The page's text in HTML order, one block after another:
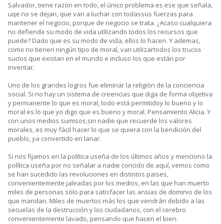
Salvador, tiene razón en todo, el único problema es ese que señala,
uqe no se dejan, que van a luchar con todassus fuerzas para
mantener el negocio, porque de negocio se trata. ¿Acaso cualquiera
no defiende su modo de vida utilizando todos los recursos que
puede? Dado que es su modo de vida, ellos lo hacen. Y ademas,
como no tienen ningún tipo de moral, van utilizartodos los trucos
sucios que existan en el mundo e incluso los que están por
inventar.
Uno de los grandes logros fue eliminar la religión de la conciencia
social. Si no hay un sistema de creencias que diga de forma objetiva
y permanente lo que es moral, todo está permitidoy lo bueno y lo
moral es lo que yo digo que es bueno y moral. Pensamiento Alicia. Y
con unos medios sumisos,sin nadie que recuerde los valores
morales, es muy fácil hacer lo que se quiera con la bendición del
pueblo, ya convertido en lanar.
Si nos fijamos en la política useña de los últimos años y menciono la
política useña por no señalar a nadie concido de aquí, vemos como
se han sucedido las revoluciones en distintos paises,
convenientemente jaleadas por los medios, en las que han muerto
miles de personas sólo para satisfacer las ansias de dominio de los
que mandan. Miles de muertos más los que vendrán debido a las
secuelas de la destrucción y los ciudadanos, con el cerebro
convenientemente lavado, pensando que hacen el bien.